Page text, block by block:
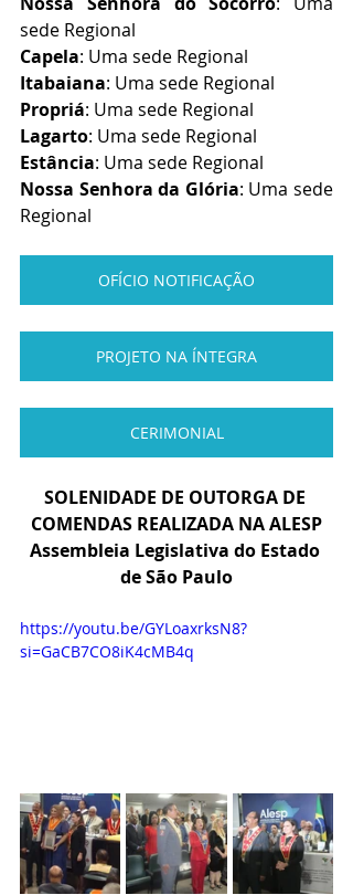
sede Regional
Capela: Uma sede Regional
Itabaiana: Uma sede Regional
Propriá: Uma sede Regional
Lagarto: Uma sede Regional
Estância: Uma sede Regional
Nossa Senhora da Glória: Uma sede
Regional
OFÍCIO NOTIFICAÇÃO
PROJETO NA ÍNTEGRA
CERIMONIAL
SOLENIDADE DE OUTORGA DE
COMENDAS REALIZADA NA ALESP
Assembleia Legislativa do Estado
de São Paulo
https://youtu.be/GYLoaxrksN8?
si=GaCB7CO8iK4cMB4q